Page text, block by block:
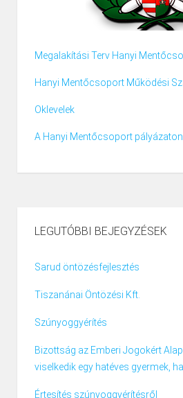
Megalakítási Terv Hanyi
Hanyi Mentőcsoport Működési
Oklevelek
A Hanyi Mentőcsoport
LEGUTÓBBI BEJEGYZÉSEK
Sarud öntözésfejlesztés
Tiszanánai Öntözési Kft.
Szúnyoggyérítés
Bizottság az Emberi Jogokért
viselkedik egy hatéves gyermek,
Értesítés szúnyoggyérítésről